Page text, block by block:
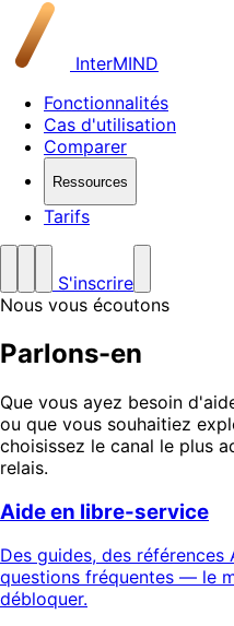
InterMIND
Fonctionnalités
Cas d'utilisation
Comparer
Ressources
Tarifs
S'inscrire
Nous vous écoutons
Parlons-en
Que vous ayez besoin
ou que vous souhaitiez
choisissez le canal le plus
relais.
Aide en libre-service
Des guides, des références
questions fréquentes — le
débloquer.